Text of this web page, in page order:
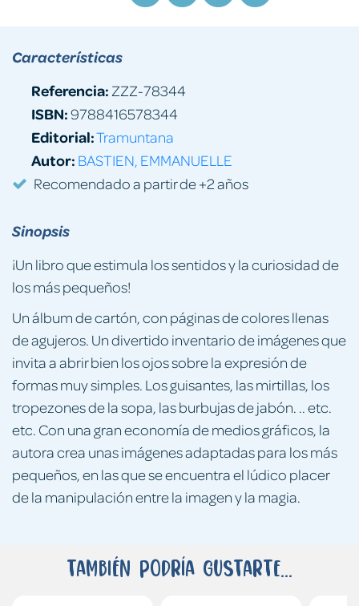
Sinopsis
¡Un libro que estimula los sentidos y la curiosidad de
los más pequeños!
Un álbum de cartón, con páginas de colores llenas
de agujeros. Un divertido inventario de imágenes que
invita a abrir bien los ojos sobre la expresión de
formas muy simples. Los guisantes, las mirtillas, los
tropezones de la sopa, las burbujas de jabón. .. etc.
etc. Con una gran economía de medios gráficos, la
autora crea unas imágenes adaptadas para los más
pequeños, en las que se encuentra el lúdico placer
de la manipulación entre la imagen y la magia.
Características
Referencia: ZZZ-78344
ISBN:9788416578344
Editorial:Tramuntana
Autor: BASTIEN, EMMANUELLE
Recomendado a partir de +2 años
También podría gustarte...